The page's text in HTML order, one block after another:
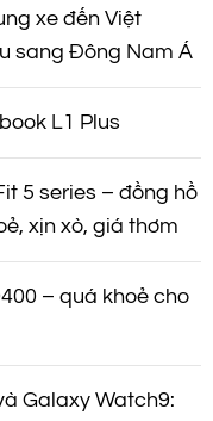
xe đến Việt
sang Đông Nam Á
L1 Plus
5 series – đồng hồ
xịn xò, giá thơm
– quá khoẻ cho
Galaxy Watch9: